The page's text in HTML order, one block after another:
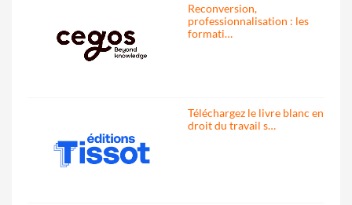
Reconversion,
professionnalisation : les
formati…
Téléchargez le livre blanc en
droit du travail s…